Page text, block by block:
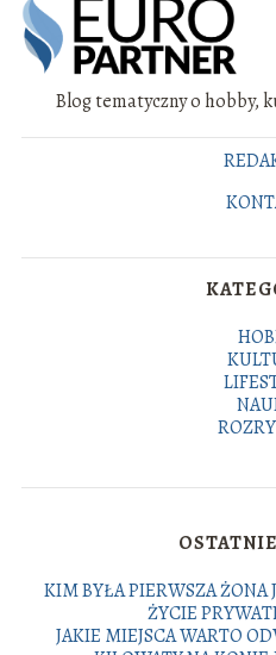
Blog tematyczny o hobby,
KIM BYŁA PIERWSZA ŻONA
ŻYCIE
JAKIE MIEJSCA WARTO